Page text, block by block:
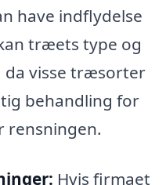
have indflydelse
træets type og
da visse træsorter
behandling for
rensningen.
Hvis firmaet